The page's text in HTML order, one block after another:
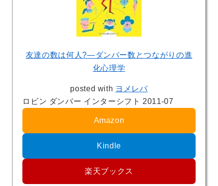
友達の数は何人?―ダンバー数とつながりの進
化心理学
posted with ヨメレバ
ロビン ダンバー インターシフト 2011-07
Amazon
Kindle
楽天ブックス